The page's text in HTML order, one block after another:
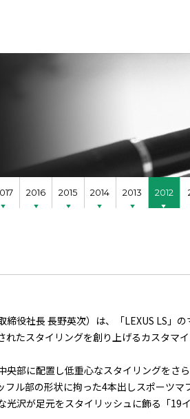
2016 2015 2014 2013 2012
役社長 長野英次）は、「LEXUS LS」
たスタイリングを創り上げるカスタマ
部に配置し低重心なスタイリングをさ
ル部の形状に拘った4本出しスポーツ
沢が足元をスタイリッシュに飾る「19